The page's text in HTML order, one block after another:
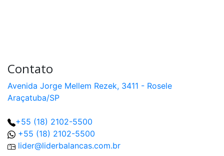
Contato
Avenida Jorge Mellem Rezek, 3411 - Rosele
Araçatuba/SP
+55 (18) 2102-5500
+55 (18) 2102-5500
lider@liderbalancas.com.br